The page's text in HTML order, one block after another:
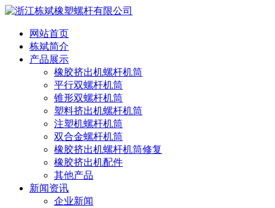
网站首页
栋斌简介
产品展示
橡胶挤出机螺杆机筒
平行双螺杆机筒
锥形双螺杆机筒
塑料挤出机螺杆机筒
注塑机螺杆机筒
双合金螺杆机筒
橡胶挤出机螺杆机筒修复
橡胶挤出机配件
其他产品
新闻资讯
企业新闻